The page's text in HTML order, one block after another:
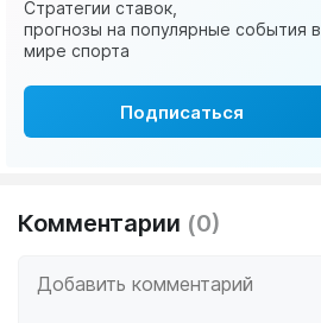
Стратегии ставок,
прогнозы на популярные события в
мире спорта
Подписаться
Комментарии (0)